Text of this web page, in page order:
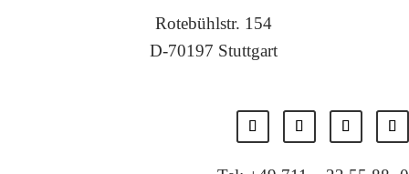
Rotebühlstr. 154
D-70197 Stuttgart